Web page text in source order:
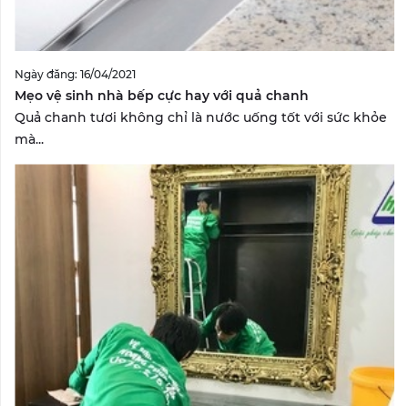
Ngày đăng: 16/04/2021
Mẹo vệ sinh nhà bếp cực hay với quả chanh
Quả chanh tươi không chỉ là nước uống tốt với sức khỏe
mà...